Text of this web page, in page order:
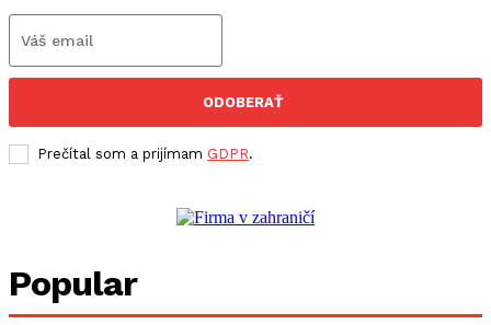
ODOBERAŤ
Prečítal som a prijímam GDPR.
Popular